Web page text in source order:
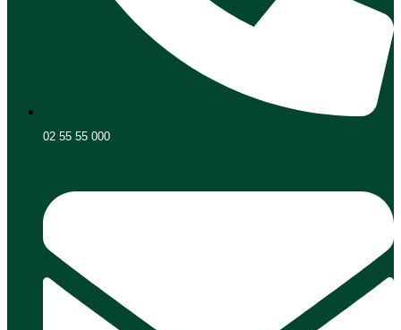
02 55 55 000